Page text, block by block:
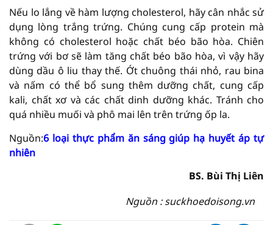
Nếu lo lắng về hàm lượng cholesterol, hãy cân nhắc sử
dụng lòng trắng trứng. Chúng cung cấp protein mà
không có cholesterol hoặc chất béo bão hòa. Chiên
trứng với bơ sẽ làm tăng chất béo bão hòa, vì vậy hãy
dùng dầu ô liu thay thế. Ớt chuông thái nhỏ, rau bina
và nấm có thể bổ sung thêm dưỡng chất, cung cấp
kali, chất xơ và các chất dinh dưỡng khác. Tránh cho
quá nhiều muối và phô mai lên trên trứng ốp la.
Nguồn:6 loại thực phẩm ăn sáng giúp hạ huyết áp tự
nhiên
BS. Bùi Thị Liên
Nguồn : suckhoedoisong.vn